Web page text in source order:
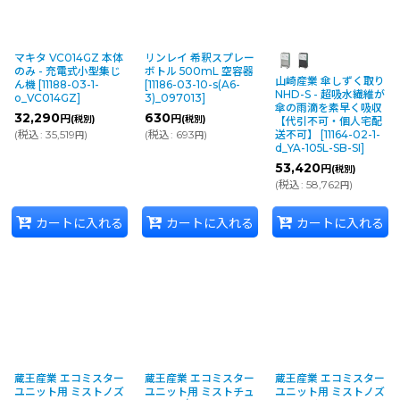
マキタ VC014GZ 本体
のみ - 充電式小型集じ
ん機 [11188-03-1-
o_VC014GZ]
32,290円 (税別)
(税込: 35,519 円)
カートに入れる
リンレイ 希釈スプレー
ボトル 500mL 空容器
[11186-03-10-s(A6-
3)_097013]
630円 (税別)
(税込: 693 円)
カートに入れる
山崎産業 傘しずく取り
NHD-S - 超吸水繊維が
傘の雨滴を素早く吸収
【代引不可・個人宅配
送不可】
[11164-02-1-
d_YA-105L-SB-SI]
53,420円 (税別)
(税込: 58,762円)
カートに入れる
蔵王産業 エコミスター
ユニット用 ミストノズ
蔵王産業 エコミスター
ユニット用 ミストチュ
蔵王産業 エコミスター
ユニット用 ミストノズ